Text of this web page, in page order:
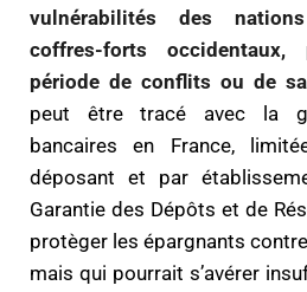
vulnérabilités des
coffres-forts occidentaux,
période de conflits ou de
peut être tracé avec la
bancaires en France,
déposant et par
Garantie des Dépôts et de
protèger les épargnants
mais qui pourrait s’avérer